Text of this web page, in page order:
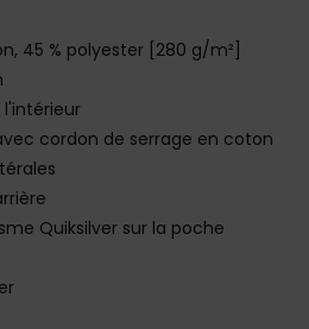
45 % polyester [280 g/m²]
l'intérieur
cordon de serrage en coton
Quiksilver sur la poche